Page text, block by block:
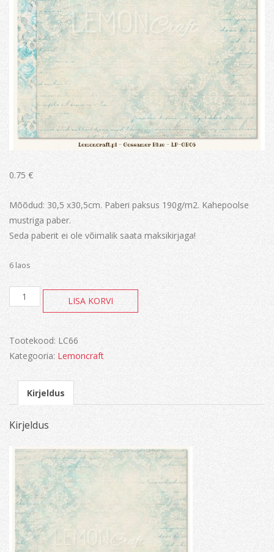
0.75 €
Mõõdud: 30,5 x30,5cm. Paberi paksus 190g/m2. Kahepoolse
mustriga paber.
Seda paberit ei ole võimalik saata maksikirjaga!
6 laos
Gossamer
Blue
LISA KORVI
Tootekood: LC66
Kategooria: Lemoncraft
Kirjeldus
Kirjeldus